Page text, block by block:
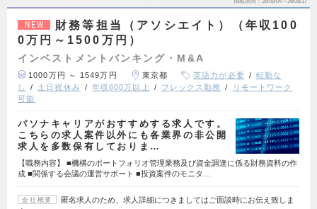
NEW
財務等担当（アソシエイト）（年収100
0万円～1500万円）
インベストメントバンキング・M&A
1000万円 ～ 1549万円 東京都 英語力が必要
転勤な
し
土日祝休み 年収600万以上 フレックス勤務
リモートワーク
可能
パソナキャリアがおすすめする求人です。
こちらの求人案件以外にも各業界の非公開
求人を多数保有しておりま…
【職務内容】 ■機構のポートフォリオ管理業務及び資金調達に係る財務資料の作
成 ■関係する会議の運営サポート ■投資案件のモニタ…
会社概要
匿名求人のため、求人詳細につきましてはご面談時にお伝え致しま